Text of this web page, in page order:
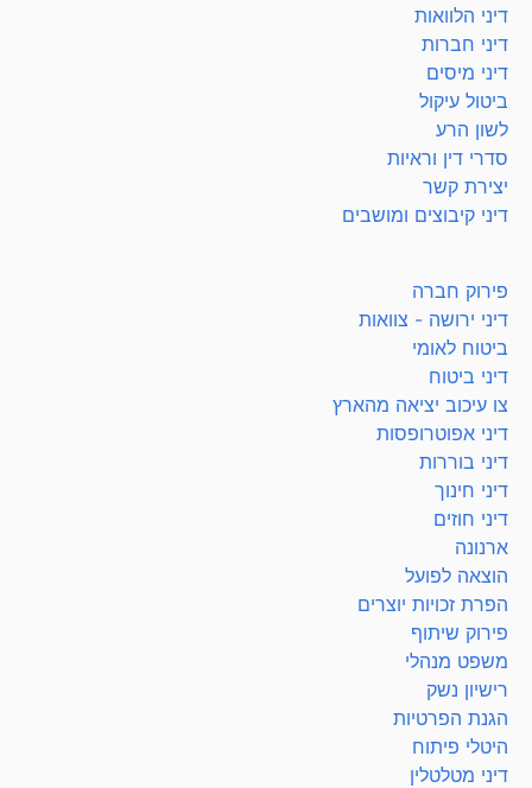
דיני הלוואות
דיני חברות
דיני מיסים
ביטול עיקול
לשון הרע
סדרי דין וראיות
יצירת קשר
דיני קיבוצים ומושבים
פירוק חברה
דיני ירושה - צוואות
ביטוח לאומי
דיני ביטוח
צו עיכוב יציאה מהארץ
דיני אפוטרופסות
דיני בוררות
דיני חינוך
דיני חוזים
ארנונה
הוצאה לפועל
הפרת זכויות יוצרים
פירוק שיתוף
משפט מנהלי
רישיון נשק
הגנת הפרטיות
היטלי פיתוח
דיני מטלטלין